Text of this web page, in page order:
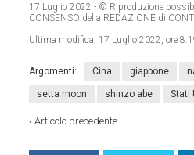
17 Luglio 2022 - © Riproduzione
CONSENSO della REDAZIONE di
Ultima modifica: 17 Luglio 2022, ore
Argomenti: Cina giappone
setta moon shinzo abe Stati
‹Articolo precedente